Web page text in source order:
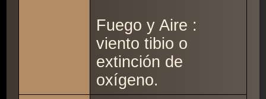
Fuego y Aire :
viento tibio o
extinción de
oxígeno.